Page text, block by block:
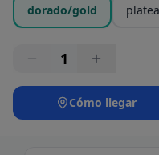
dorado/gold
1
Cómo llegar